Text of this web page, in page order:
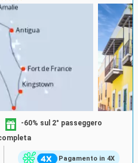
Pagamento in 4X
-60% sul 2° passeggero